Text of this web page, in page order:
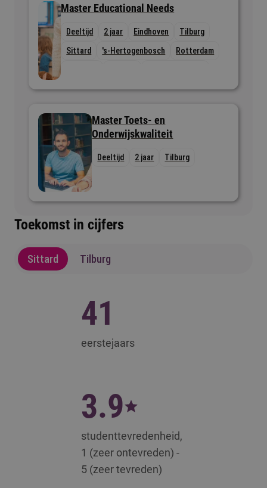
Master Educational Needs
Deeltijd 2 jaar Eindhoven
Tilburg
Sittard
's-Hertogenbosch
Rotterdam
Master Toets- en
Onderwijskwaliteit
Deeltijd 2 jaar Tilburg
Toekomst in cijfers
Sittard Tilburg
41
eerstejaars
3.9
studenttevredenheid,
1 (zeer ontevreden) -
5 (zeer tevreden)